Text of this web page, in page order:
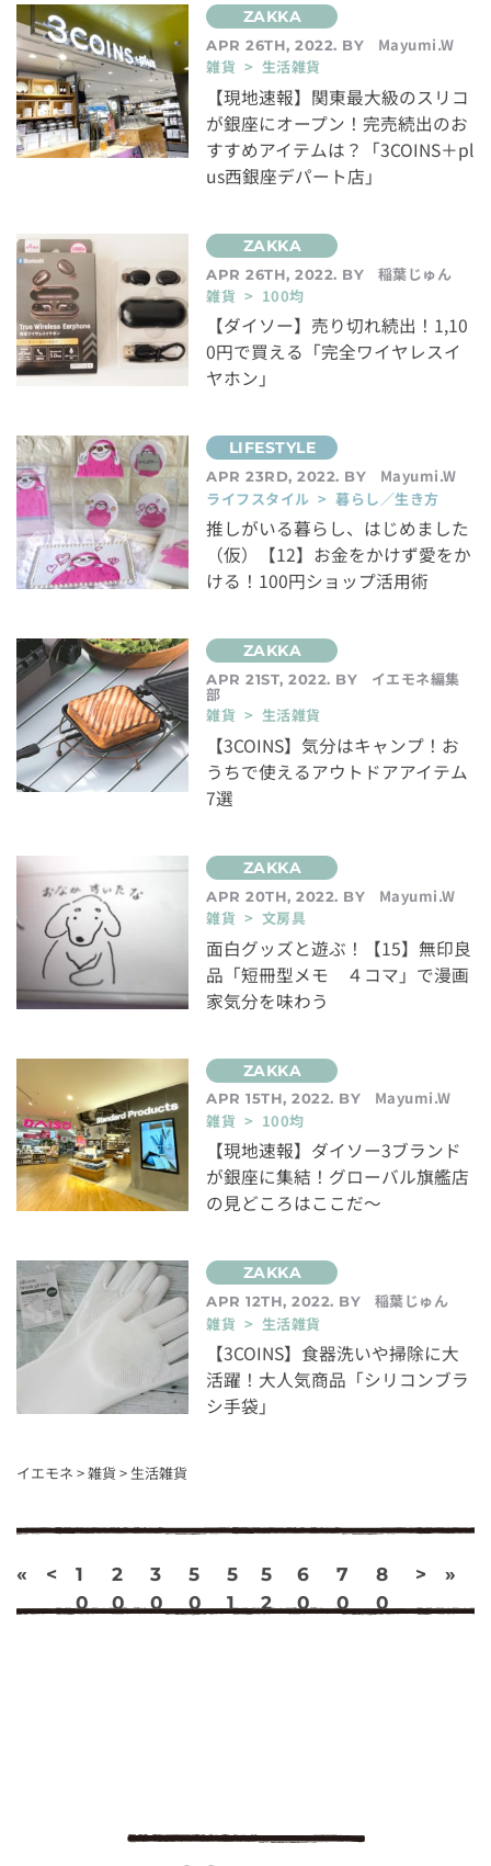
APR 26TH, 2022. BY
Mayumi.W
雑貨 > 生活雑貨
【現地速報】関東最大級のスリコ
が銀座にオープン！完売続出のお
すすめアイテムは？「3COINS＋pl
us西銀座デパート店」
APR 26TH, 2022. BY
稲葉じゅん
雑貨 > 100均
【ダイソー】売り切れ続出！1,10
0円で買える「完全ワイヤレスイ
ヤホン」
APR 23RD, 2022. BY
Mayumi.W
ライフスタイル > 暮らし／生き方
推しがいる暮らし、はじめました
（仮）【12】お金をかけず愛をか
ける！100円ショップ活用術
APR 21ST, 2022. BY イエモネ編集
部
雑貨 > 生活雑貨
【3COINS】気分はキャンプ！お
うちで使えるアウトドアアイテム
7選
APR 20TH, 2022. BY
Mayumi.W
雑貨 > 文房具
面白グッズと遊ぶ！【15】無印良
品「短冊型メモ ４コマ」で漫画
家気分を味わう
APR 15TH, 2022. BY
Mayumi.W
雑貨 > 100均
【現地速報】ダイソー3ブランド
が銀座に集結！グローバル旗艦店
の見どころはここだ〜
APR 12TH, 2022. BY
稲葉じゅん
雑貨 > 生活雑貨
【3COINS】食器洗いや掃除に大
活躍！大人気商品「シリコンブラ
シ手袋」
イエモネ >雑貨 > 生活雑貨
« <
1
0
2
0
3
0
5
0
5
1
5
2
6
0
7
0
8
0
> »